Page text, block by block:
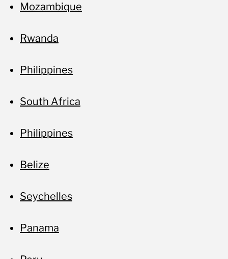
Mozambique
Rwanda
Philippines
South Africa
Philippines
Belize
Seychelles
Panama